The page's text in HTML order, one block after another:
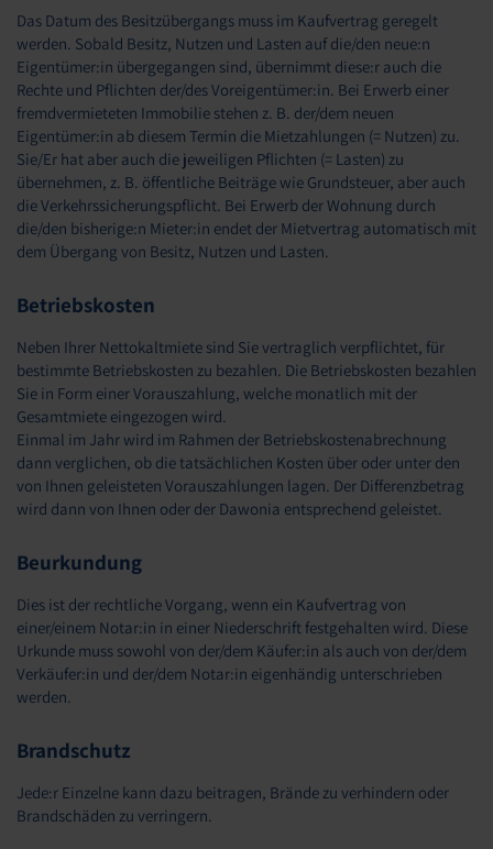
Das Datum des Besitzübergangs muss im Kaufvertrag geregelt
werden. Sobald Besitz, Nutzen und Lasten auf die/den neue:n
Eigentümer:in übergegangen sind, übernimmt diese:r auch die
Rechte und Pflichten der/des Voreigentümer:in. Bei Erwerb einer
fremdvermieteten Immobilie stehen z. B. der/dem neuen
Eigentümer:in ab diesem Termin die Mietzahlungen (= Nutzen) zu.
Sie/Er hat aber auch die jeweiligen Pflichten (= Lasten) zu
übernehmen, z. B. öffentliche Beiträge wie Grundsteuer, aber auch
die Verkehrssicherungspflicht. Bei Erwerb der Wohnung durch
die/den bisherige:n Mieter:in endet der Mietvertrag automatisch mit
dem Übergang von Besitz, Nutzen und Lasten.
Betriebskosten
Neben Ihrer Nettokaltmiete sind Sie vertraglich verpflichtet, für
bestimmte Betriebskosten zu bezahlen. Die Betriebskosten bezahlen
Sie in Form einer Vorauszahlung, welche monatlich mit der
Gesamtmiete eingezogen wird.
Einmal im Jahr wird im Rahmen der Betriebskostenabrechnung
dann verglichen, ob die tatsächlichen Kosten über oder unter den
von Ihnen geleisteten Vorauszahlungen lagen. Der Differenzbetrag
wird dann von Ihnen oder der Dawonia entsprechend geleistet.
Beurkundung
Dies ist der rechtliche Vorgang, wenn ein Kaufvertrag von
einer/einem Notar:in in einer Niederschrift festgehalten wird. Diese
Urkunde muss sowohl von der/dem Käufer:in als auch von der/dem
Verkäufer:in und der/dem Notar:in eigenhändig unterschrieben
werden.
Brandschutz
Jede:r Einzelne kann dazu beitragen, Brände zu verhindern oder
Brandschäden zu verringern.